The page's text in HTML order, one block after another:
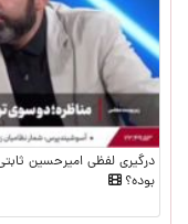
درگیری لفظی امیرحسین
بوده؟